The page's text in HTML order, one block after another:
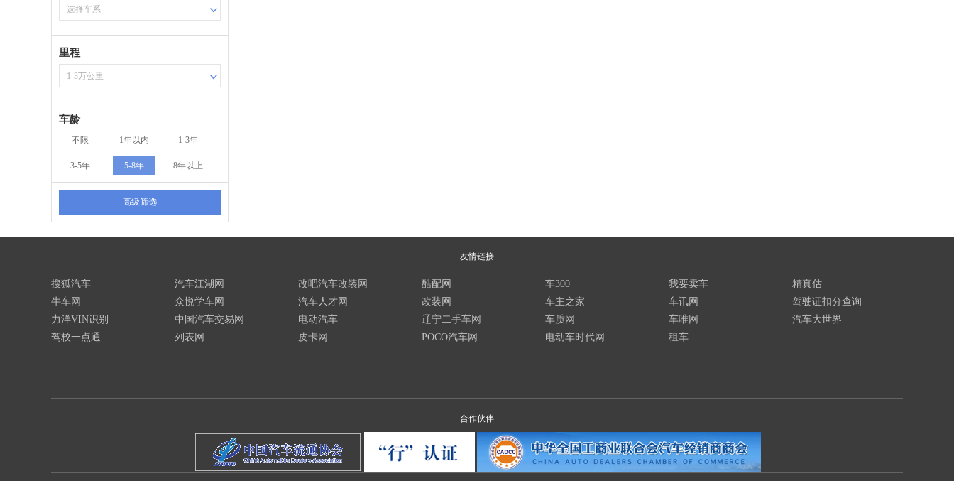
选择车系
里程
1-3万公里
车龄
不限 1年以内 1-3年
3-5年 5-8年 8年以上
高级筛选
友情链接
搜狐汽车
牛车网
力洋VIN识别
驾校一点通
汽车江湖网
众悦学车网
中国汽车交易网
列表网
改吧汽车改装网
汽车人才网
电动汽车
皮卡网
酷配网
改装网
辽宁二手车网
POCO汽车网
车300
车主之家
车质网
电动车时代网
我要卖车
车讯网
车唯网
租车
精真估
驾驶证扣分查询
汽车大世界
合作伙伴